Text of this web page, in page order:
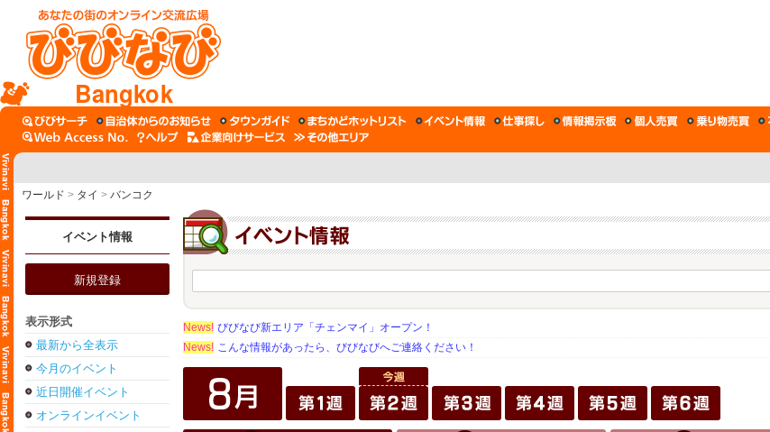
Bangkok
ワールド > タイ > バンコク
イベント情報
新規登録
表示形式
最新から全表示
今月のイベント
近日開催イベント
オンラインイベント
News! びびなび新エリア「チェンマイ」オープン！
News! こんな情報があったら、びびなびへご連絡ください！